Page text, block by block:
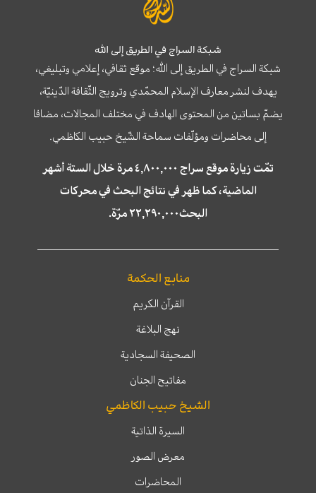
شبكة السراج في الطريق إلى الله
شبكة السراج في الطريق إلى الله؛ موقع ثقافي، إعلامي وتبليغي،
يهدف لنشر معارف الإسلام المحمّدي وترويج الثّقافة الدّينيّة،
يضمّ بساتين من المحتوى الهادف في مختلف المجالات، مضافا
إلى محاضرات ومؤلّفات سماحة الشّيخ حبيب الكاظمي.
تمّت زيارة موقع سراج ٤,٨٠٠,٠٠٠ مرة خلال الستة أشهر
الماضية، كما ظهر في نتائج البحث في محركات
البحث٢٢,٢٩٠,٠٠٠ مرّة.
منابع الحكمة
القرآن الكريم
نهج البلاغة
الصحيفة السجادية
مفاتيح الجنان
الشيخ حبيب الكاظمي
السيرة الذاتية
معرض الصور
المحاضرات